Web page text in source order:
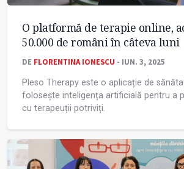
O platformă de terapie online,
50.000 de români în câteva luni
DE FLORENTINA IONESCU - IUN. 3, 2025
Pleso Therapy este o aplicație de
folosește inteligența artificială pentru a
cu terapeuții potriviți.